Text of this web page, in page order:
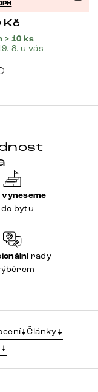
Kč
> 10 ks
8. u vás
vyneseme
do bytu
rady
Články